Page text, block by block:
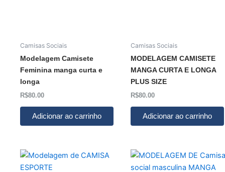
Camisas Sociais
Modelagem Camisete
Feminina manga curta e
longa
R$80.00
Adicionar ao carrinho
Camisas Sociais
MODELAGEM CAMISETE
MANGA CURTA E LONGA
PLUS SIZE
R$80.00
Adicionar ao carrinho